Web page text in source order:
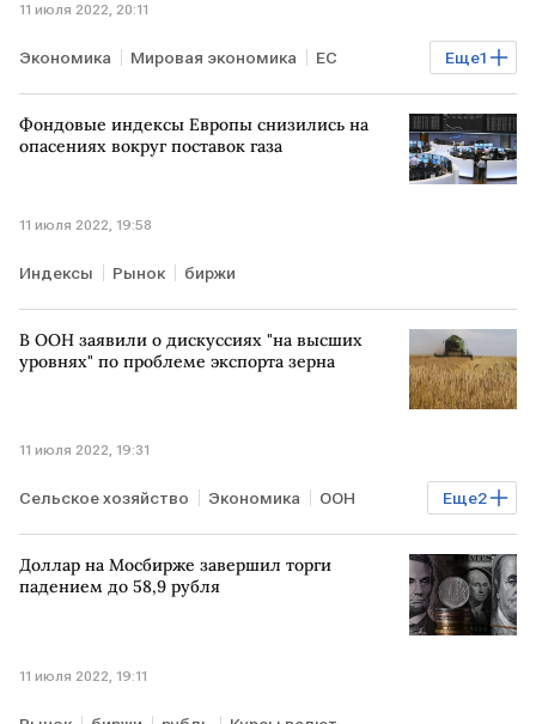
11 июля 2022, 20:11
Еще1
Экономика Мировая экономика ЕС
продовольственный кризис
Фондовые индексы Европы снизились на
опасениях вокруг поставок газа
11 июля 2022, 19:58
Индексы Рынок биржи
В ООН заявили о дискуссиях "на высших
уровнях" по проблеме экспорта зерна
11 июля 2022, 19:31
Еще2
Сельское хозяйство Экономика ООН
зерно РОССИЯ УКРАИНА
Доллар на Мосбирже завершил торги
падением до 58,9 рубля
11 июля 2022, 19:11